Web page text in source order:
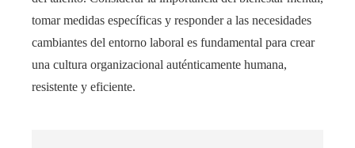
tomar medidas específicas y responder a las necesidades
cambiantes del entorno laboral es fundamental para crear
una cultura organizacional auténticamente humana,
resistente y eficiente.